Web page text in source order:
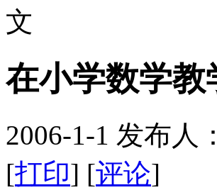
文
在小学数学
2006-1-1 发布人
[打印] [评论]